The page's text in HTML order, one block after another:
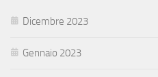
Dicembre 2023
Gennaio 2023